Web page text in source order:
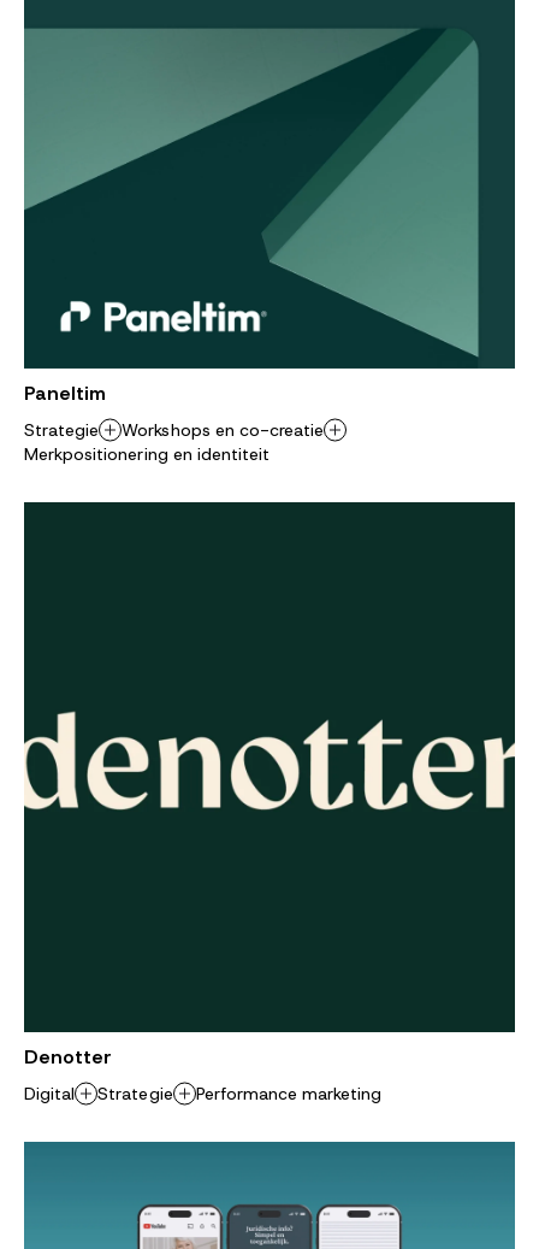
Paneltim
Strategie
Workshops en co-creatie
Merkpositionering en identiteit
Denotter
Digital Strategie Performance marketing